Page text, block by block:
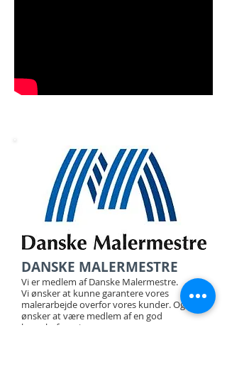
DANSKE MALERMESTRE
Vi er medlem af Danske Malermestre.
Vi ønsker at kunne garantere vores
malerarbejde overfor vores kunder. Og vi
ønsker at være medlem af en god
brancheforening.